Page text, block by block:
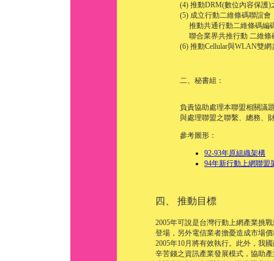
(4) 推動DRM(數位內容保護)
(5) 成立行動二維條碼聯誼會
推動共通行動二維條碼編
聯合業界共推行動 二維條
(6) 推動Cellular與WLAN雙
二、秘書組：
負責協助處理本聯盟相關議
與處理聯盟之聯繫、總務、
參考圖形：
92-93年原組織架構
94年新行動上網聯盟
四、 推動目標
2005年可說是台灣行動上網產業挑
登場，另外電信業者擔憂造成市場
2005年10月將有效執行。此外，我
辛苦錢之資訊產業發展模式，協助